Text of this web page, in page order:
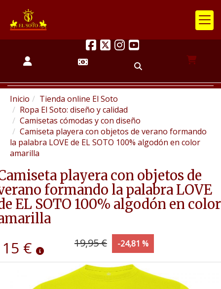
Inicio
Tienda online El Soto
Ropa El Soto: diseño y calidad
Camisetas cómodas y con diseño
Camiseta playera con objetos de verano formando
la palabra LOVE de EL SOTO 100% algodón en color
amarilla
playera con objetos de
formando la palabra LOVE
EL SOTO 100% algodón en color
15 € 19,95 € -24,81 %